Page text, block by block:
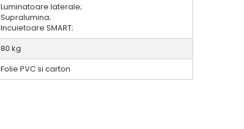
Luminatoare laterale;
Supralumina;
Incuietoare SMART;
80 kg
Folie PVC si carton